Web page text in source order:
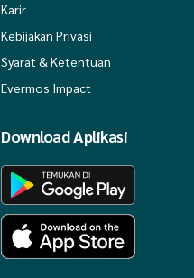
Karir
Kebijakan Privasi
Syarat & Ketentuan
Evermos Impact
Download Aplikasi